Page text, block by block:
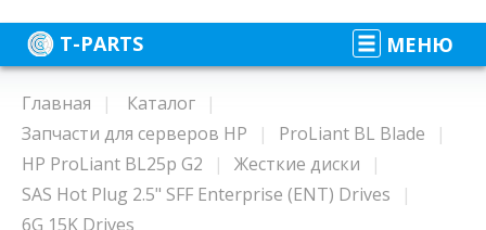
T-PARTS МЕНЮ
Главная
Каталог
Запчасти для серверов HP
ProLiant BL Blade
HP ProLiant BL25p G2
Жесткие диски
SAS Hot Plug 2.5" SFF Enterprise (ENT) Drives
6G 15K Drives